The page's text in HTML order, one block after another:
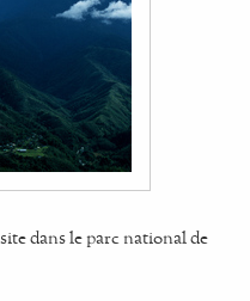
dans le parc national de